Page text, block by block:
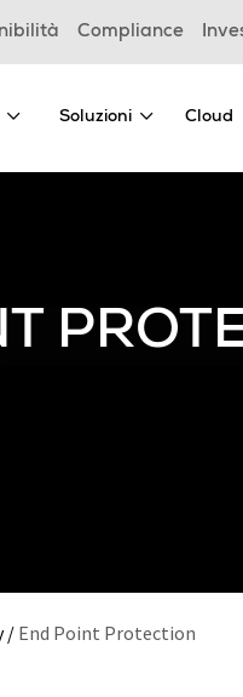
Compliance
Soluzioni Cloud
/ End Point Protection